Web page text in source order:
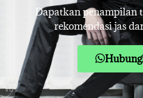
Dapatkan penampilan
rekomendasi jas